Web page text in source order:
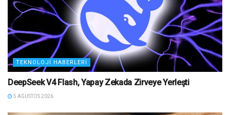
TEKNOLOJI HABERLERI
DeepSeek V4 Flash, Yapay Zekada Zirveye Yerleşti
5 AĞUSTOS 2026